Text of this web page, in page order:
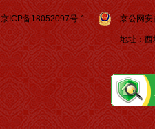
京ICP备18052097号-1 京公网安
地址：